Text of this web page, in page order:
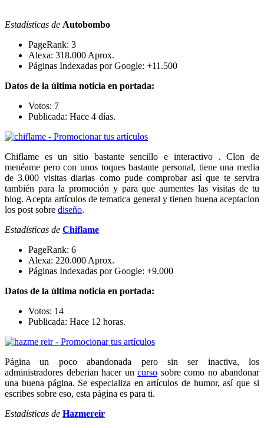
Estadísticas de Autobombo
PageRank: 3
Alexa: 318.000 Aprox.
Páginas Indexadas por Google: +11.500
Datos de la última noticia en portada:
Votos: 7
Publicada: Hace 4 días.
Chiflame es un sitio bastante sencillo e interactivo . Clon de
menéame pero con unos toques bastante personal, tiene una media
de 3.000 visitas diarias como pude comprobar así que te servira
también para la promoción y para que aumentes las visitas de tu
blog. Acepta artículos de tematica general y tienen buena aceptacion
los post sobre diseño.
Estadísticas de Chiflame
PageRank: 6
Alexa: 220.000 Aprox.
Páginas Indexadas por Google: +9.000
Datos de la última noticia en portada:
Votos: 14
Publicada: Hace 12 horas.
Página un poco abandonada pero sin ser inactiva, los
administradores deberian hacer un curso sobre como no abandonar
una buena página. Se especializa en artículos de humor, así que si
escribes sobre eso, esta página es para ti.
Estadísticas de Hazmereir